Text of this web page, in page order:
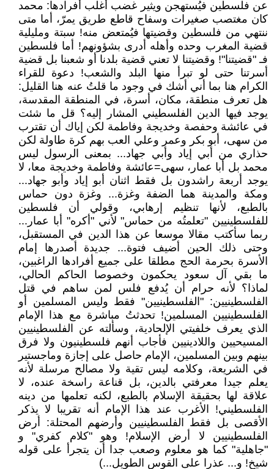
عن فلسطين فيُستهجن ويثير غضب أغلب أفرادها: محمد
كان مغتصب صغيرات وسفاح قاطع طريق يمرّ، أما متى
ننتهي من فلسطين وقضيتها فيُمتعض منه! سبتة ومليلية
قضية المغرب وحده وأهله أدرى بشؤونهم! أما فلسطين
فـ "قضيتنا"! وقضيتنا لا تعني قضية بلدنا أو شعبنا بل قضية
أسرتنا حتى لو تبرأ منها البلد والشعب! دعوة للقراء
الكرام هنا بما أني أشك في وجود ما قلتُ عنه هنا القليل:
هل تعرف منطقة، مكان، أسرة، في المنطقة المقدسة،
يوجد فيها الدين الفلسطيني المشار إليه؟ قل ما شئت
في عائشة وحفصة وخديجة وفاطمة لكن إياك أن تقترب
من سهى، أبو بكر وعمر وعلي العب بهم كرة طاولة لكن
حذاري من أبي إياد وأبي جهاد... بمعنى الرسول ليس
محمد بل أبا عمار، سهى=عائشة وفاطمة وخديجة معا، لا
يوجد أربعة راشدون بل فقط اثنان أبو إياد وأبو جهاد...
ومكة والمدينة هما الضفة وغزة... وغزة دون حماس
بالطبع، لأنها تنظيم إرهابي، وقولي أن فلسطين
للفلسطينيين "تعلمتُه من حماس" لأني "أكره" أبا عمار...
ربما سأكتب مقالا موسعا عن هذا الدين في المستقبل،
وحتى ذلك الحين أضيف فتوة... جديدة أصدرها إمام
الأسرة بحرمة الحج مطلقا على جميع أفرادها الراغبين،
ما بقي آل سعود يحكمون وخصوصا الحاكم الحالي،
لماذا؟ لأنه حرام أن يُدفع فلس لمن ساهم في قتل
الفلسطينيين: "الفلسطينيين" فقط وليس المسلمين أو
الفلسطينيين المسلمين! تحدثتُ مباشرة مع هذا الإمام
الذي يعرف خلفيتي الإلحادية، وسألته عن الفلسطينيين
المسيحيين واللادينيين فأجاب أنهم فلسطينيون ولا فرق
بينهم وبين المسلمين، الإمام حاصل على إجازة وماجستير
في الشريعة، وكلامه ليس تقية ولا مصالح مرسلة لأنه
يعلم جيدا معرفتي بالدين، بل قناعة راسخة عنده، لا
علاقة لها بحقيقة الإسلام بالطبع، لكنه تعلمها من دينه
الفلسطيني! الأغرب عند هذا الإمام أنه تقريبا لا يذكر
الأقصى بل فقط الفلسطينيين وأرضهم المحتلة: أرض
الفلسطينيين لا أرض الإسلام! وهو "كلام كفري" و
"جاهلية" كما هو معلوم وصعب جدا أن يتجرأ على قوله
شيخ! و... عذرا على القوس الطويل...)